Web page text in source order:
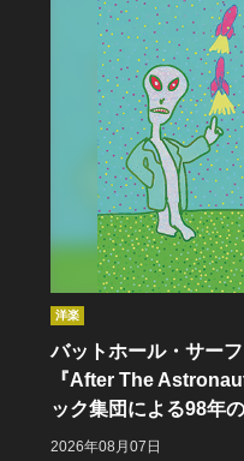
洋楽
バットホール・サー
『After The
ック集団による98年
2026年08月07日